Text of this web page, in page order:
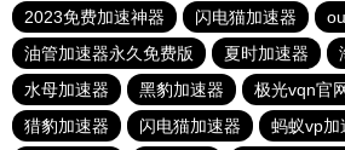
2023免费加速神器
闪电猫加速器
油管加速器永久免费版
夏时加速器
水母加速器
黑豹加速器 极光vqn官
猎豹加速器
闪电猫加速器 蚂蚁vp加